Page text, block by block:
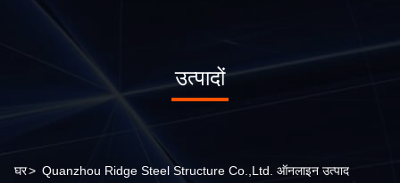
उत्पादों
घर> Quanzhou Ridge Steel Structure Co.,Ltd. ऑनलाइन उत्पाद